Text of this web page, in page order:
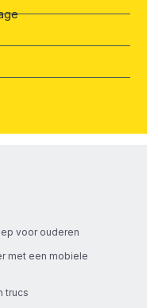
voor ouderen
met een mobiele
trucs